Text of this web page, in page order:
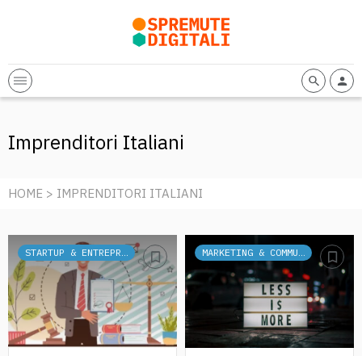
Imprenditori Italiani
HOME > IMPRENDITORI ITALIANI
STARTUP & ENTREPRENEURSHIP MARKETING & COMMUNICATION